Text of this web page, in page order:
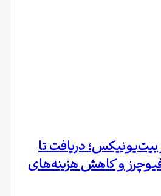
بیت‌یونیکس؛ دریافت تا
فیوچرز و کاهش هزینه‌های